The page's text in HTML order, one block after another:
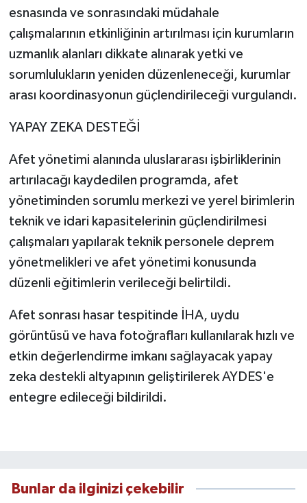
esnasında ve sonrasındaki müdahale
çalışmalarının etkinliğinin artırılması için kurumların
uzmanlık alanları dikkate alınarak yetki ve
sorumlulukların yeniden düzenleneceği, kurumlar
arası koordinasyonun güçlendirileceği vurgulandı.
YAPAY ZEKA DESTEĞİ
Afet yönetimi alanında uluslararası işbirliklerinin
artırılacağı kaydedilen programda, afet
yönetiminden sorumlu merkezi ve yerel birimlerin
teknik ve idari kapasitelerinin güçlendirilmesi
çalışmaları yapılarak teknik personele deprem
yönetmelikleri ve afet yönetimi konusunda
düzenli eğitimlerin verileceği belirtildi.
Afet sonrası hasar tespitinde İHA, uydu
görüntüsü ve hava fotoğrafları kullanılarak hızlı ve
etkin değerlendirme imkanı sağlayacak yapay
zeka destekli altyapının geliştirilerek AYDES'e
entegre edileceği bildirildi.
Bunlar da ilginizi çekebilir